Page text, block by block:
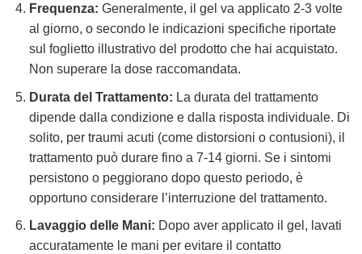
Frequenza: Generalmente, il gel va applicato 2-3 volte
al giorno, o secondo le indicazioni specifiche riportate
sul foglietto illustrativo del prodotto che hai acquistato.
Non superare la dose raccomandata.
Durata del Trattamento: La durata del trattamento
dipende dalla condizione e dalla risposta individuale. Di
solito, per traumi acuti (come distorsioni o contusioni), il
trattamento può durare fino a 7-14 giorni. Se i sintomi
persistono o peggiorano dopo questo periodo, è
opportuno considerare l’interruzione del trattamento.
Lavaggio delle Mani: Dopo aver applicato il gel, lavati
accuratamente le mani per evitare il contatto